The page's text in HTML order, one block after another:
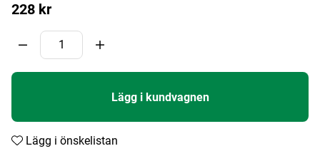
228 kr
Lägg i kundvagnen
Lägg i önskelistan